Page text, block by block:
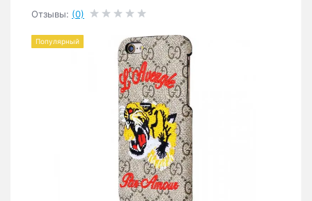
Отзывы: (0)
Популярный